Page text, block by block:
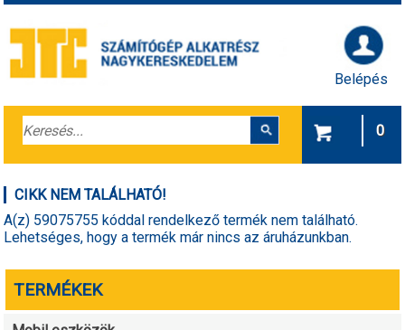
Belépés
0
CIKK NEM TALÁLHATÓ!
A(z) 59075755 kóddal rendelkező termék nem található.
Lehetséges, hogy a termék már nincs az áruházunkban.
TERMÉKEK